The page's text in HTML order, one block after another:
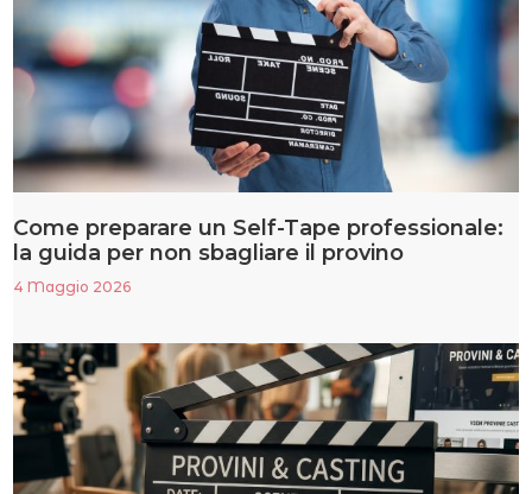
Come preparare un Self-Tape professionale:
la guida per non sbagliare il provino
4 Maggio 2026